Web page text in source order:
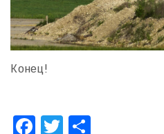
Конец!
F
T